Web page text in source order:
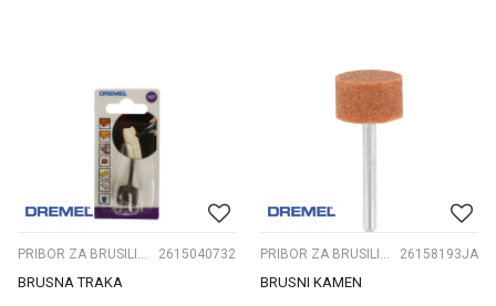
PRIBOR ZA BRUSILICE ČEONE 2615040732
BRUSNA TRAKA
PRIBOR ZA BRUSILICE ČEONE 26158193JA
BRUSNI KAMEN